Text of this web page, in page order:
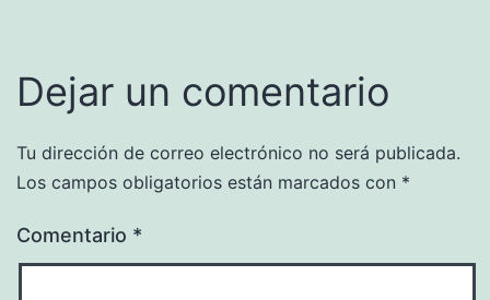
Dejar un comentario
Tu dirección de correo electrónico no será publicada.
Los campos obligatorios están marcados con *
Comentario *